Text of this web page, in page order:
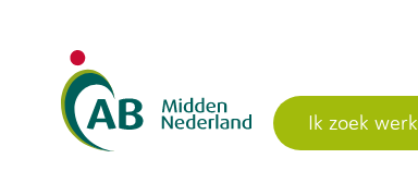
Ik zoek werk